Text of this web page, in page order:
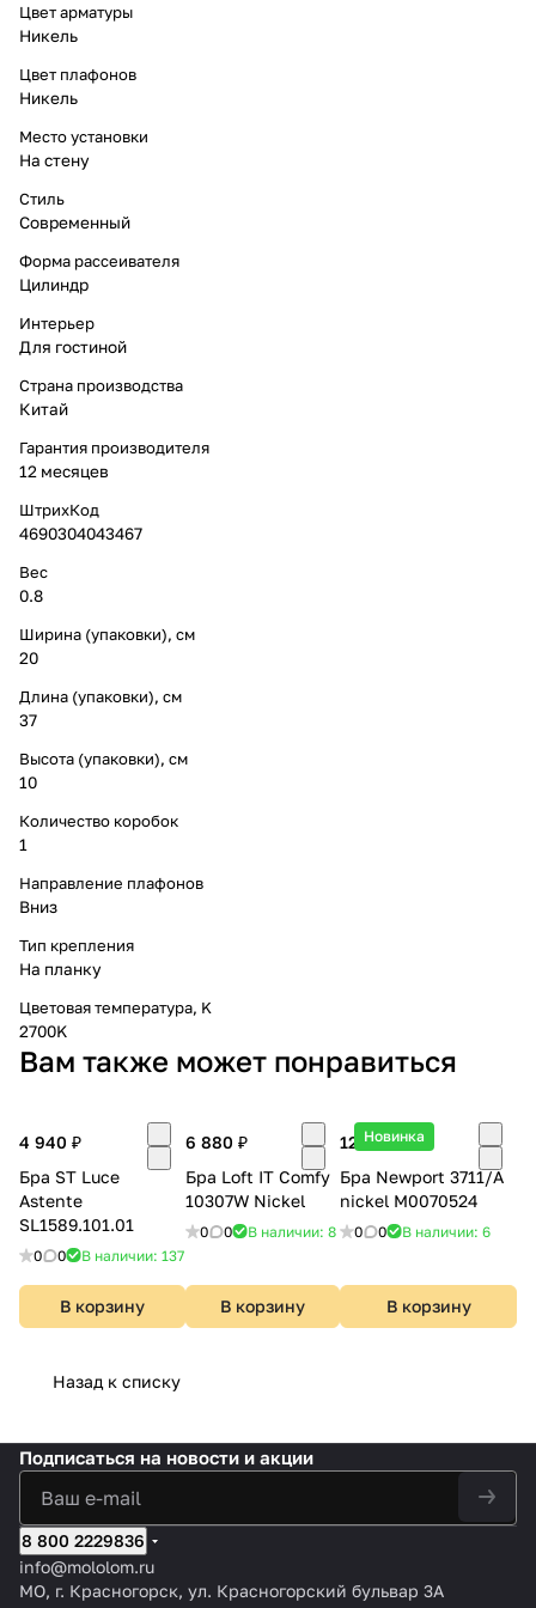
Цвет арматуры
Никель
Цвет плафонов
Никель
Место установки
На стену
Стиль
Современный
Форма рассеивателя
Цилиндр
Интерьер
Для гостиной
Страна производства
Китай
Гарантия производителя
12 месяцев
ШтрихКод
4690304043467
Вес
0.8
Ширина (упаковки), см
20
Длина (упаковки), см
37
Высота (упаковки), см
10
Количество коробок
1
Направление плафонов
Вниз
Тип крепления
На планку
Цветовая температура, K
2700K
Вам также может понравиться
4 940 ₽
Бра ST Luce
Astente
SL1589.101.01
0 0 В наличии: 137
В корзину
6 880 ₽
Бра Loft IT Comfy
10307W Nickel
0 0 В наличии: 8
В корзину
Новинка
12 707 ₽
Бра Newport 3711/A
nickel М0070524
0 0 В наличии: 6
В корзину
Назад к списку
Подписаться на новости и акции
8 800 2229836
info@mololom.ru
МО, г. Красногорск, ул. Красногорский бульвар 3А